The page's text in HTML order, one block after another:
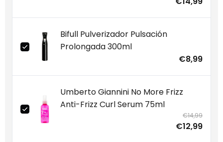
Bifull Pulverizador Pulsación
Prolongada 300ml
€8,99
Umberto Giannini No More Frizz
Anti-Frizz Curl Serum 75ml
€14,99
€12,99